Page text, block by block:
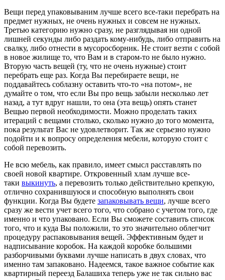
Вещи перед упаковываним лучше всего все-таки перебрать на
предмет нужных, не очень нужных и совсем не нужных.
Третью категорию нужно сразу, не разглядывая ни одной
лишней секунды либо раздать кому-нибудь, либо отправить на
свалку, либо отнести в мусоросборник. Не стоит везти с собой
в новое жилище то, что Вам и в старом-то не было нужно.
Вторую часть вещей (ту, что не очень нужные) стоит
перебрать еще раз. Когда Вы перебираете вещи, не
поддавайтесь соблазну оставить что-то «на потом», не
думайте о том, что если Вы про вещь забыли несколько лет
назад, а тут вдруг нашли, то она (эта вещь) опять станет
Вещью первой необходимости. Можно проделать таких
итераций с вещами столько, сколько нужно до того момента,
пока результат Вас не удовлетворит. Так же серьезно нужно
подойти и к вопросу определения мебели, которую стоит с
собой перевозить.
Не всю мебель, как правило, имеет смысл расставлять по
своей новой квартире. Откровенный хлам лучше все-
таки выкинуть, а перевозить только действительно крепкую,
отлично сохранившуюся и способную выполнять свои
функции. Когда Вы будете запаковывать вещи, лучше всего
сразу же вести учет всего того, что собрано с учетом того, где
именно и что упаковано. Если Вы сможете составить список
того, что и куда Вы положили, то это значительно облегчит
процедуру распаковывания вещей. Эффективным будет и
надписывание коробок. На каждой коробке большими
разборчивыми буквами лучше написать в двух словах, что
именно там запаковано. Надеемся, такое важное событие как
квартирный переезд Балашиха теперь уже не так сильно вас